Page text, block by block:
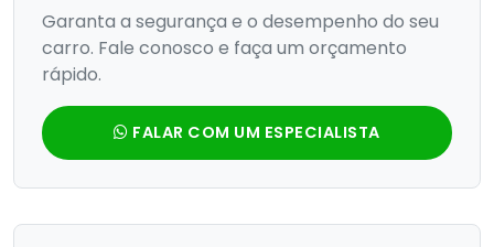
Garanta a segurança e o desempenho do seu
carro. Fale conosco e faça um orçamento
rápido.
FALAR COM UM ESPECIALISTA